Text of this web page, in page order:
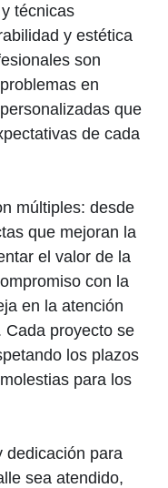
técnicas
y estética
son
en
que
de cada
múltiples: desde
que mejoran la
el valor de la
con la
en la atención
Cada proyecto se
los plazos
para los
dedicación para
sea atendido,